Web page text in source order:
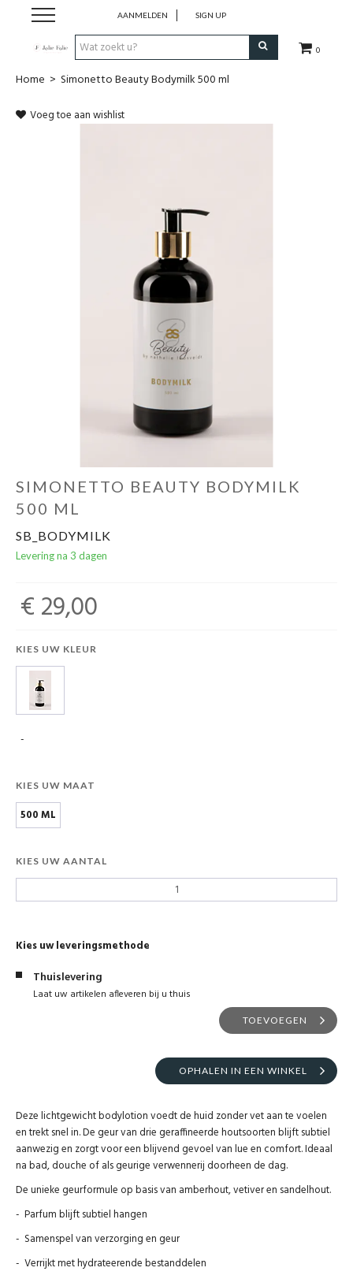
0
AANMELDEN SIGN UP
Home
Cadeaubon
Home > Simonetto Beauty Bodymilk 500 ml
Voeg toe aan wishlist
SIMONETTO BEAUTY BODYMILK
500 ML
SB_BODYMILK
Levering na 3 dagen
€ 29,00
KIES UW KLEUR
-
KIES UW MAAT
500 ML
KIES UW AANTAL
Kies uw leveringsmethode
Thuislevering
Laat uw artikelen afleveren bij u thuis
TOEVOEGEN
OPHALEN IN EEN WINKEL
Deze lichtgewicht bodylotion voedt de huid zonder vet aan te voelen
en trekt snel in. De geur van drie geraffineerde houtsoorten blijft subtiel
aanwezig en zorgt voor een blijvend gevoel van lue en comfort. Ideaal
na bad, douche of als geurige verwennerij doorheen de dag.
De unieke geurformule op basis van amberhout, vetiver en sandelhout.
- Parfum blijft subtiel hangen
- Samenspel van verzorging en geur
- Verrijkt met hydrateerende bestanddelen